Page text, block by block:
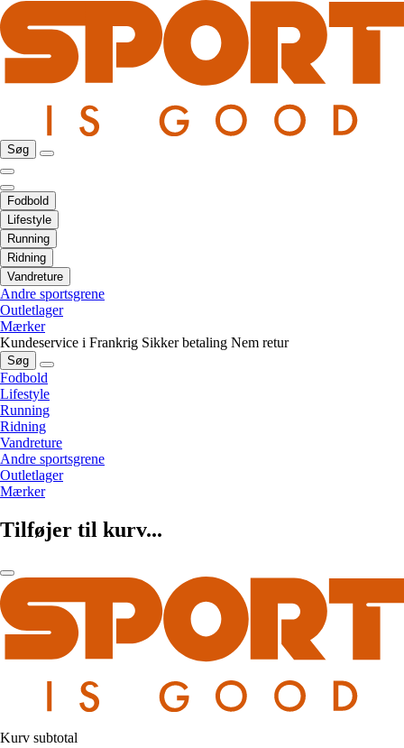
Søg
Fodbold
Lifestyle
Running
Ridning
Vandreture
Andre sportsgrene
Outletlager
Mærker
Kundeservice i Frankrig Sikker betaling Nem retur
Søg
Fodbold
Lifestyle
Running
Ridning
Vandreture
Andre sportsgrene
Outletlager
Mærker
Tilføjer til kurv...
Kurv subtotal